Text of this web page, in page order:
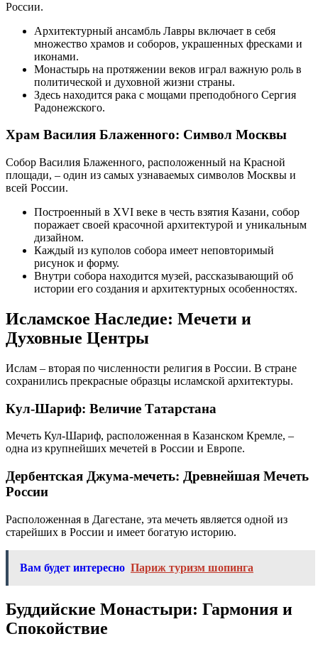
России.
Архитектурный ансамбль Лавры включает в себя
множество храмов и соборов, украшенных фресками и
иконами.
Монастырь на протяжении веков играл важную роль в
политической и духовной жизни страны.
Здесь находится рака с мощами преподобного Сергия
Радонежского.
Храм Василия Блаженного: Символ Москвы
Собор Василия Блаженного, расположенный на Красной
площади, – один из самых узнаваемых символов Москвы и
всей России.
Построенный в XVI веке в честь взятия Казани, собор
поражает своей красочной архитектурой и уникальным
дизайном.
Каждый из куполов собора имеет неповторимый
рисунок и форму.
Внутри собора находится музей, рассказывающий об
истории его создания и архитектурных особенностях.
Исламское Наследие: Мечети и
Духовные Центры
Ислам – вторая по численности религия в России. В стране
сохранились прекрасные образцы исламской архитектуры.
Кул-Шариф: Величие Татарстана
Мечеть Кул-Шариф, расположенная в Казанском Кремле, –
одна из крупнейших мечетей в России и Европе.
Дербентская Джума-мечеть: Древнейшая Мечеть
России
Расположенная в Дагестане, эта мечеть является одной из
старейших в России и имеет богатую историю.
Вам будет интересно Париж туризм шопинга
Буддийские Монастыри: Гармония и
Спокойствие